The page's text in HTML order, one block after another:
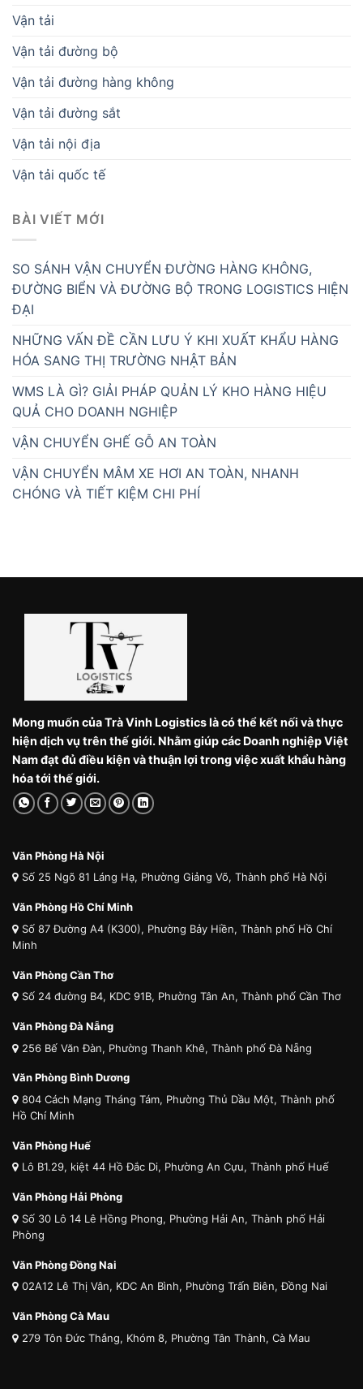
Vận tải
Vận tải đường bộ
Vận tải đường hàng không
Vận tải đường sắt
Vận tải nội địa
Vận tải quốc tế
BÀI VIẾT MỚI
SO SÁNH VẬN CHUYỂN ĐƯỜNG HÀNG KHÔNG,
ĐƯỜNG BIỂN VÀ ĐƯỜNG BỘ TRONG LOGISTICS HIỆN
ĐẠI
NHỮNG VẤN ĐỀ CẦN LƯU Ý KHI XUẤT KHẨU HÀNG
HÓA SANG THỊ TRƯỜNG NHẬT BẢN
WMS LÀ GÌ? GIẢI PHÁP QUẢN LÝ KHO HÀNG HIỆU
QUẢ CHO DOANH NGHIỆP
VẬN CHUYỂN GHẾ GỖ AN TOÀN
VẬN CHUYỂN MÂM XE HƠI AN TOÀN, NHANH
CHÓNG VÀ TIẾT KIỆM CHI PHÍ
Mong muốn của Trà Vinh Logistics là có thể kết nối và thực
hiện dịch vụ trên thế giới. Nhằm giúp các Doanh nghiệp Việt
Nam đạt đủ điều kiện và thuận lợi trong việc xuất khẩu hàng
hóa tới thế giới.
Văn Phòng Hà Nội
Số 25 Ngõ 81 Láng Hạ, Phường Giảng Võ, Thành phố Hà Nội
Văn Phòng Hồ Chí Minh
Số 87 Đường A4 (K300), Phường Bảy Hiền, Thành phố Hồ Chí
Minh
Văn Phòng Cần Thơ
Số 24 đường B4, KDC 91B, Phường Tân An, Thành phố Cần Thơ
Văn Phòng Đà Nẵng
256 Bế Văn Đàn, Phường Thanh Khê, Thành phố Đà Nẵng
Văn Phòng Bình Dương
804 Cách Mạng Tháng Tám, Phường Thủ Dầu Một, Thành phố
Hồ Chí Minh
Văn Phòng Huế
Lô B1.29, kiệt 44 Hồ Đắc Di, Phường An Cựu, Thành phố Huế
Văn Phòng Hải Phòng
Số 30 Lô 14 Lê Hồng Phong, Phường Hải An, Thành phố Hải
Phòng
Văn Phòng Đồng Nai
02A12 Lê Thị Vân, KDC An Bình, Phường Trấn Biên, Đồng Nai
Văn Phòng Cà Mau
279 Tôn Đức Thắng, Khóm 8, Phường Tân Thành, Cà Mau